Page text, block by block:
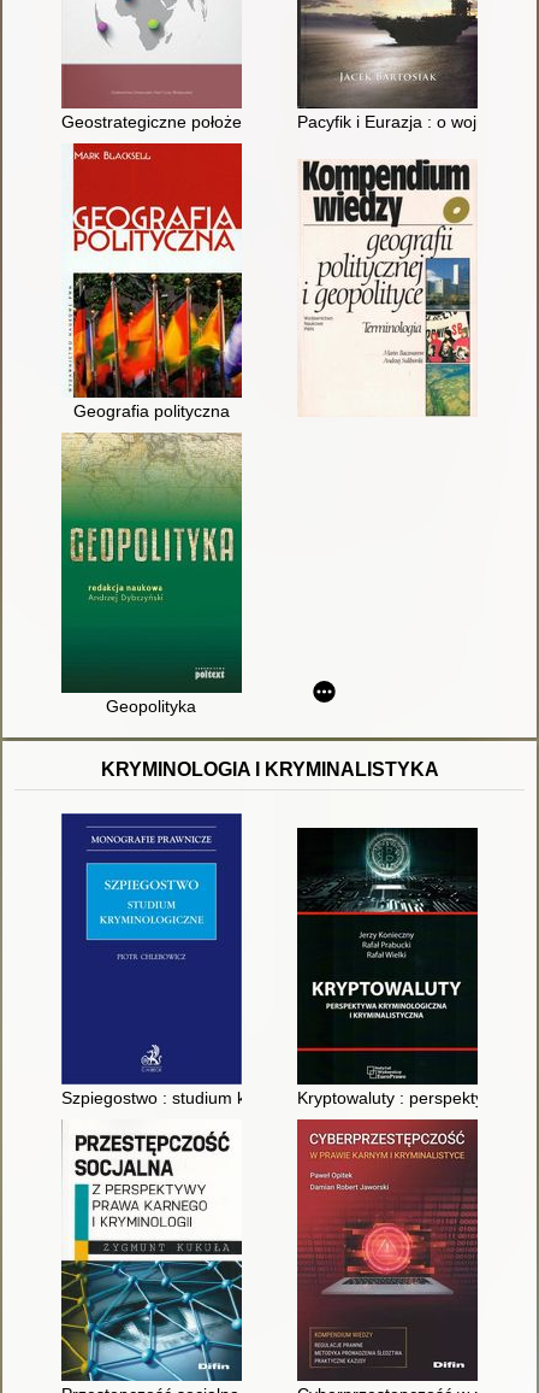
Geostrategiczne położenie państwaPacyfik i Eurazja : o wojnie
Geografia polityczna
Geopolityka
KRYMINOLOGIA I KRYMINALISTYKA
Szpiegostwo : studium kryminologiczneKryptowaluty : perspektywa